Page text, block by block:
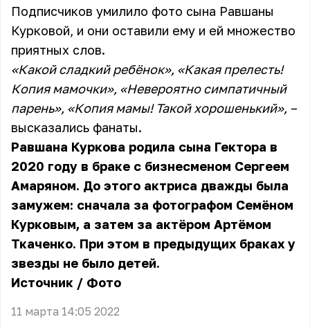
Подписчиков умилило фото сына Равшаны
Курковой, и они оставили ему и ей множество
приятных слов.
«Какой сладкий ребёнок», «Какая прелесть!
Копия мамочки», «Невероятно симпатичный
парень», «Копия мамы! Такой хорошенький», –
высказались фанаты.
Равшана Куркова родила сына Гектора в
2020 году в браке с бизнесменом Сергеем
Амаряном. До этого актриса дважды была
замужем: сначала за фотографом Семёном
Курковым, а затем за актёром Артёмом
Ткаченко. При этом в предыдущих браках у
звезды не было детей.
Источник / Фото
11 марта 14:05 2022